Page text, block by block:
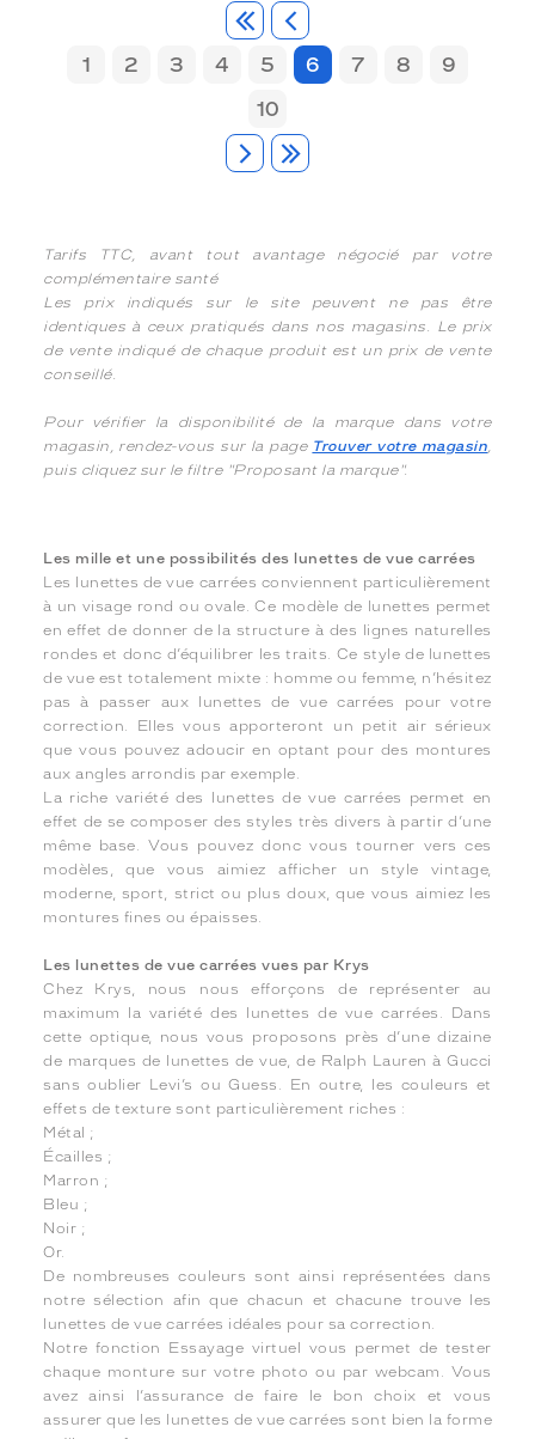
1 2 3 4 5 6 7 8
9
10
Tarifs TTC, avant tout avantage négocié par votre
complémentaire santé
Les prix indiqués sur le site peuvent ne pas être
identiques à ceux pratiqués dans nos magasins. Le prix
de vente indiqué de chaque produit est un prix de vente
conseillé.
Pour vérifier la disponibilité de la marque dans votre
magasin, rendez-vous sur la page Trouver votre magasin,
puis cliquez sur le filtre "Proposant la marque".
Les mille et une possibilités des lunettes de vue carrées
Les lunettes de vue carrées conviennent particulièrement
à un visage rond ou ovale. Ce modèle de lunettes permet
en effet de donner de la structure à des lignes naturelles
rondes et donc d’équilibrer les traits. Ce style de lunettes
de vue est totalement mixte : homme ou femme, n’hésitez
pas à passer aux lunettes de vue carrées pour votre
correction. Elles vous apporteront un petit air sérieux
que vous pouvez adoucir en optant pour des montures
aux angles arrondis par exemple.
La riche variété des lunettes de vue carrées permet en
effet de se composer des styles très divers à partir d’une
même base. Vous pouvez donc vous tourner vers ces
modèles, que vous aimiez afficher un style vintage,
moderne, sport, strict ou plus doux, que vous aimiez les
montures fines ou épaisses.
Les lunettes de vue carrées vues par Krys
Chez Krys, nous nous efforçons de représenter au
maximum la variété des lunettes de vue carrées. Dans
cette optique, nous vous proposons près d’une dizaine
de marques de lunettes de vue, de Ralph Lauren à Gucci
sans oublier Levi’s ou Guess. En outre, les couleurs et
effets de texture sont particulièrement riches :
Métal ;
Écailles ;
Marron ;
Bleu ;
Noir ;
Or.
De nombreuses couleurs sont ainsi représentées dans
notre sélection afin que chacun et chacune trouve les
lunettes de vue carrées idéales pour sa correction.
Notre fonction Essayage virtuel vous permet de tester
chaque monture sur votre photo ou par webcam. Vous
avez ainsi l’assurance de faire le bon choix et vous
assurer que les lunettes de vue carrées sont bien la forme